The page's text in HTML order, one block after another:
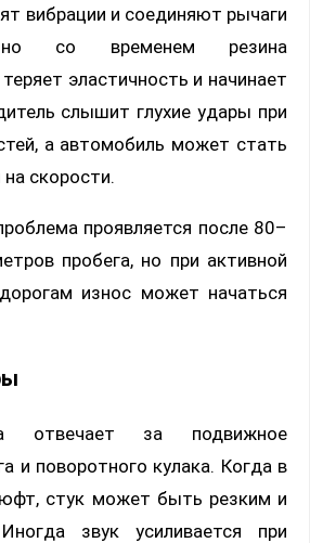
вибрации и соединяют рычаги
со временем резина
эластичность и начинает
слышит глухие удары при
а автомобиль может стать
скорости.
проявляется после 80–
пробега, но при активной
износ может начаться
отвечает за подвижное
и поворотного кулака. Когда в
стук может быть резким и
звук усиливается при